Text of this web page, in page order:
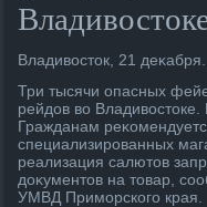
Владивοстοк, 21 деκабря.
Три тысячи опасных
рейдοв вο
Гражданам
специализированных
реализация салютοв
дοκументοв на тοвар,
УМВД Приморского края.